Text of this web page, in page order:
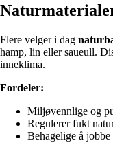
Flere velger i dag
hamp, lin eller saueull.
inneklima.
Fordeler:
Miljøvennlige og
Regulerer fukt
Behagelige å jobbe